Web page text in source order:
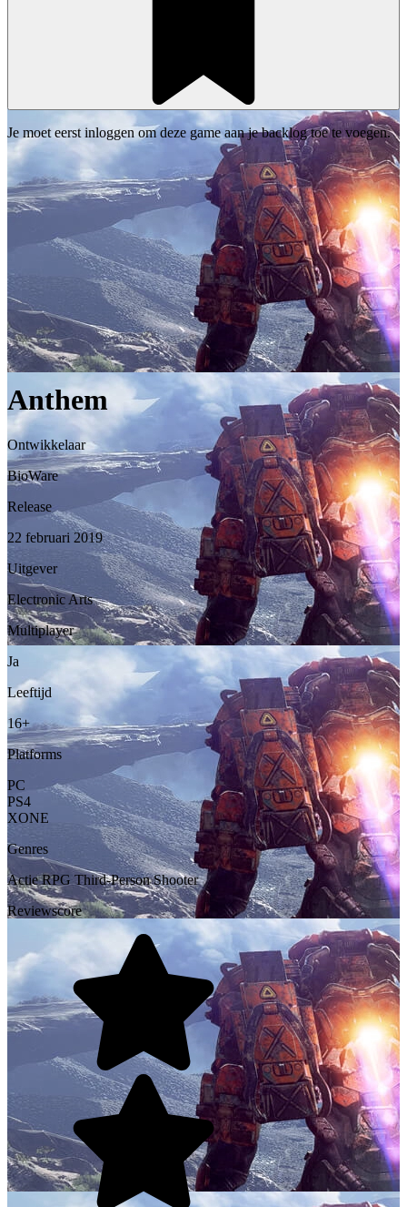
Je moet eerst inloggen om deze game aan je backlog toe te voegen.
Anthem
Ontwikkelaar
BioWare
Release
22 februari 2019
Uitgever
Electronic Arts
Multiplayer
Ja
Leeftijd
16+
Platforms
PC
PS4
XONE
Genres
Actie RPG Third-Person Shooter
Reviewscore